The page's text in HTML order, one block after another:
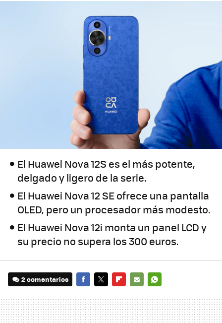
El Huawei Nova 12S es el más potente,
delgado y ligero de la serie.
El Huawei Nova 12 SE ofrece una pantalla
OLED, pero un procesador más modesto.
El Huawei Nova 12i monta un panel LCD y
su precio no supera los 300 euros.
2 comentarios
MAIL